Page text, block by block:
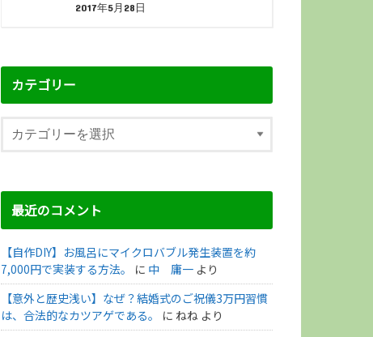
2017年5月28日
カテゴリー
最近のコメント
【自作DIY】お風呂にマイクロバブル発生装置を約
7,000円で実装する方法。
に 中 庸一 より
【意外と歴史浅い】なぜ？結婚式のご祝儀3万円習慣
は、合法的なカツアゲである。
に ねね より